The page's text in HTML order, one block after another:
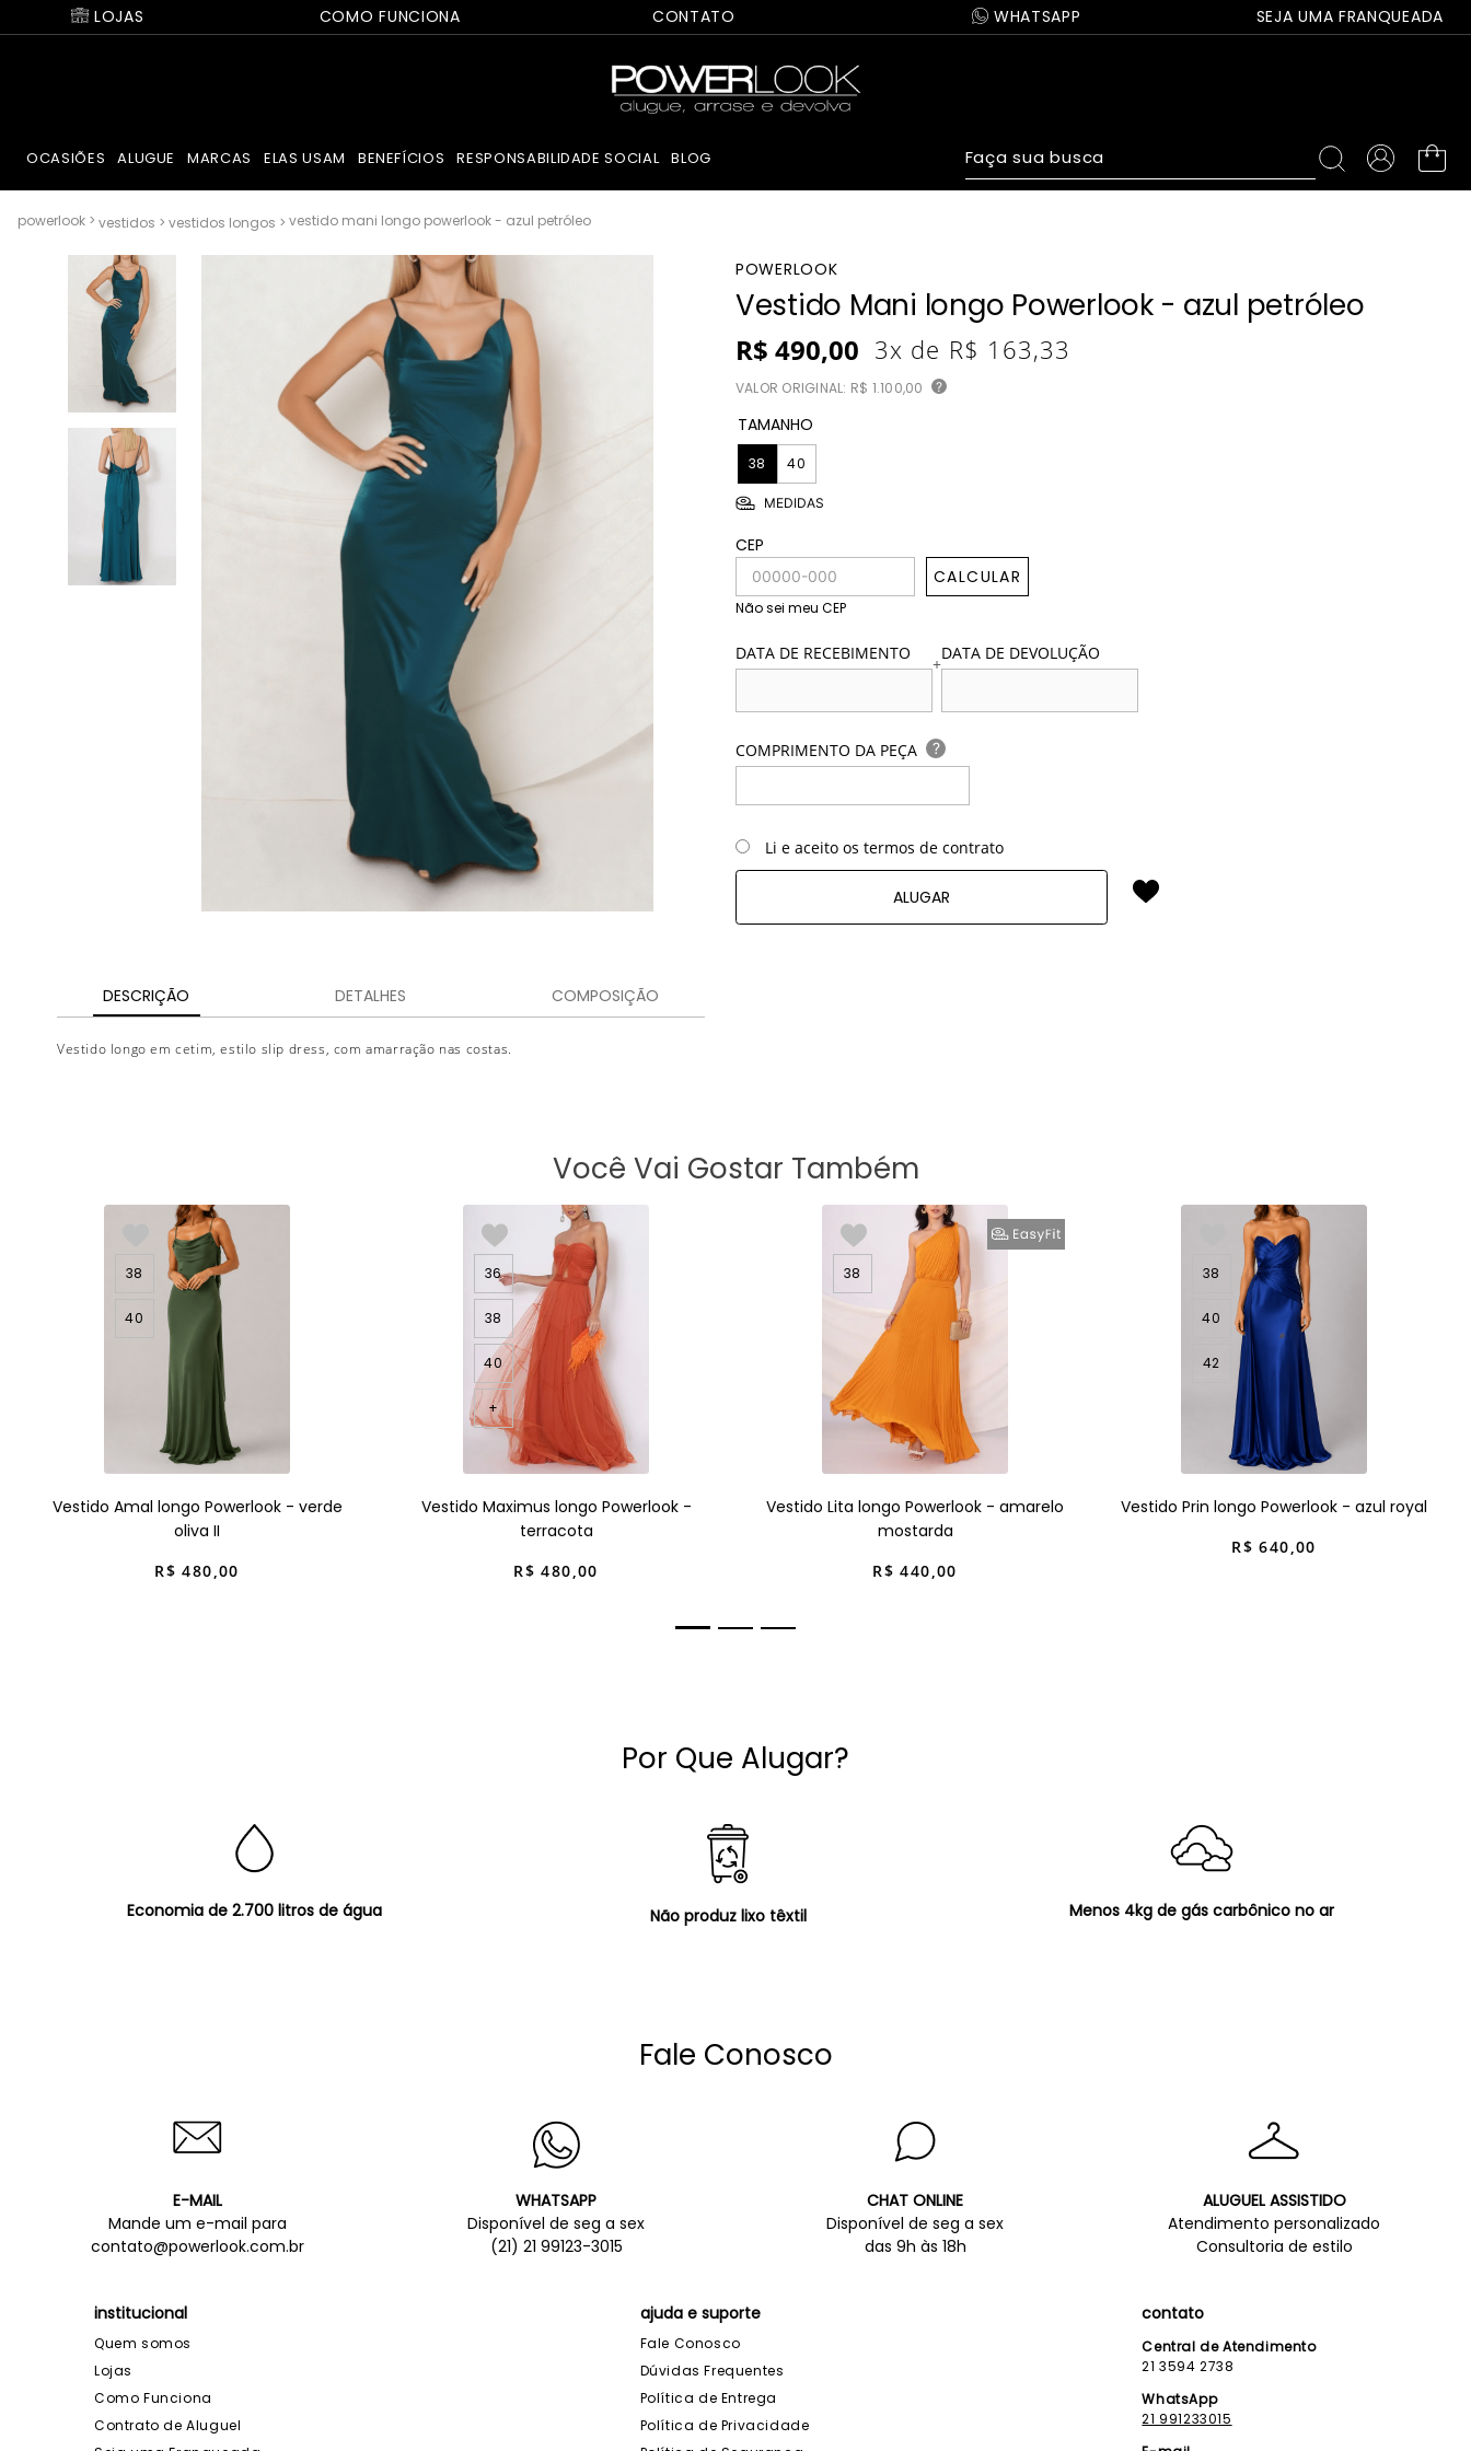
LOJAS COMO FUNCIONA CONTATO WHATSAPP SEJA UMA FRANQUEADA
OCASIÕES ALUGUE MARCAS ELAS USAM BENEFÍCIOS RESPONSABILIDADE SOCIAL BLOG Faça sua busca
vestidos vestidos longos vestido mani longo powerlook - azul petróleo
DESCRIÇÃO DETALHES COMPOSIÇÃO
Vestido longo em cetim, estilo slip dress, com amarração nas costas.
POWERLOOK
Vestido Mani longo Powerlook - azul petróleo
R$ 490,00 3x de R$ 163,33
VALOR ORIGINAL: R$ 1.100,00 ?
TAMANHO
38 40
MEDIDAS
CEP
CALCULAR
Não sei meu CEP
DATA DE RECEBIMENTO +DATA DE DEVOLUÇÃO
COMPRIMENTO DA PEÇA ?
Li e aceito os termos de contrato
ALUGAR
Você Vai Gostar Também
38
40
Vestido Amal longo Powerlook - verde
oliva II
R$ 480,00
36
38
40
+
Vestido Maximus longo Powerlook -
terracota
R$ 480,00
38
Vestido Lita longo Powerlook - amarelo
mostarda
R$ 440,00
38
40
42
Vestido Prin longo Powerlook - azul royal
R$ 640,00
Por Que Alugar?
Economia de 2.700 litros de água Não produz lixo têxtil Menos 4kg de gás carbônico no ar
Fale Conosco
E-MAIL
Mande um e-mail para
contato@powerlook.com.br
WHATSAPP
Disponível de seg a sex
(21) 21 99123-3015
CHAT ONLINE
Disponível de seg a sex
das 9h às 18h
ALUGUEL ASSISTIDO
Atendimento personalizado
Consultoria de estilo
institucional
Quem somos
Lojas
Como Funciona
Contrato de Aluguel
ajuda e suporte
Fale Conosco
Dúvidas Frequentes
Política de Entrega
Política de Privacidade
contato
Central de Atendimento
21 3594 2738
WhatsApp
21 991233015